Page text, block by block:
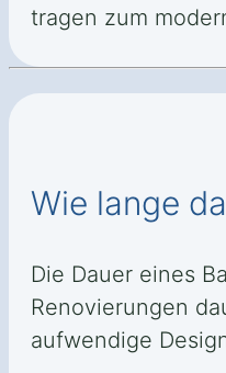
tragen zum
Wie lange
Die Dauer eines
Renovierungen
aufwendige